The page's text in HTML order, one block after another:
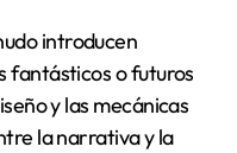
introducen
fantásticos o futuros
y las mecánicas
la narrativa y la